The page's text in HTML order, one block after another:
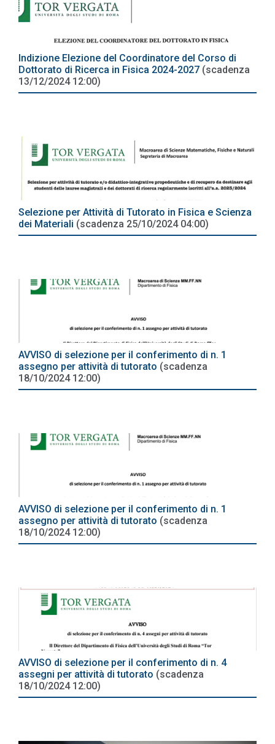
Indizione Elezione del Coordinatore del Corso di
Dottorato di Ricerca in Fisica 2024-2027 (scadenza
13/12/2024 12:00)
Selezione per Attività di Tutorato in Fisica e Scienza
dei Materiali (scadenza 25/10/2024 04:00)
AVVISO di selezione per il conferimento di n. 1
assegno per attività di tutorato (scadenza
18/10/2024 12:00)
AVVISO di selezione per il conferimento di n. 1
assegno per attività di tutorato (scadenza
18/10/2024 12:00)
AVVISO di selezione per il conferimento di n. 4
assegni per attività di tutorato (scadenza
18/10/2024 12:00)